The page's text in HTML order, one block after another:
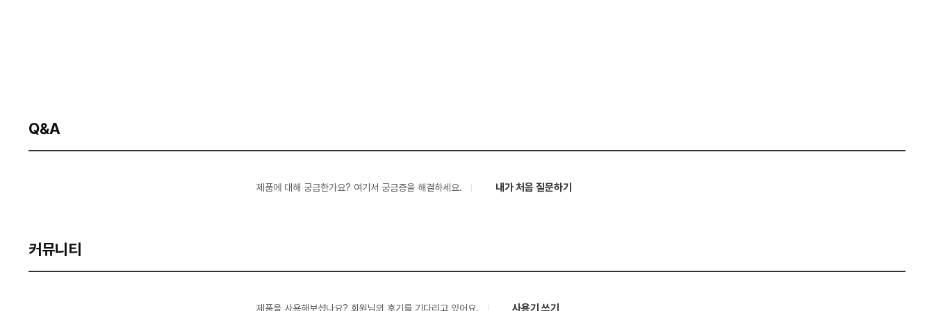
Q&A
제품에 대해 궁금한가요? 여기서 궁금증을 해결하세요. 내가 처음 질문하기
커뮤니티
제품을 사용해보셨나요? 회원님의 후기를 기다리고 있어요. 사용기 쓰기